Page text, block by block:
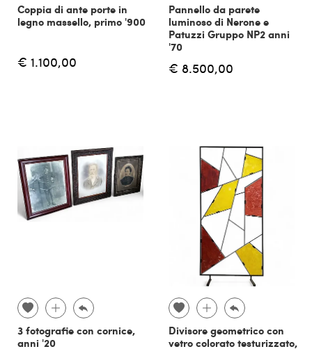
Coppia di ante porte in
legno massello, primo '900
€ 1.100,00
Pannello da parete
luminoso di Nerone e
Patuzzi Gruppo NP2 anni
'70
€ 8.500,00
3 fotografie con cornice,
anni '20
Divisore geometrico con
vetro colorato testurizzato,